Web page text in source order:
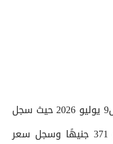
الخميس9 يوليو 2026 حيث سجل
سعر كيلو اللحم الكندوز الكبير نحو 371 جنيهًا وسجل سعر